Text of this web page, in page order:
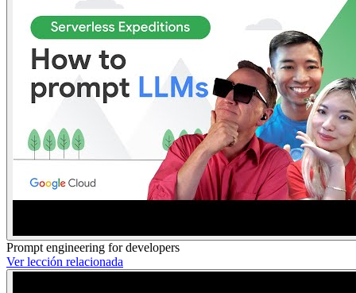
Prompt engineering for developers
Ver lección relacionada